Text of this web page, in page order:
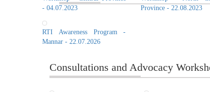
- 04.07.2023
Province - 22.08.2023
RTI Awareness Program -
Mannar - 22.07.2026
Consultations and Advocacy